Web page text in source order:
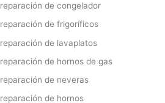
reparación de congelador
reparación de frigoríficos
reparación de lavaplatos
reparación de hornos de gas
reparación de neveras
reparación de hornos